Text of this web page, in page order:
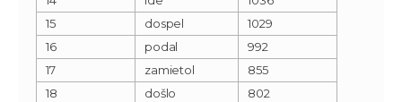
15
dospel
1029
16
podal
992
17
zamietol
855
18
došlo
802